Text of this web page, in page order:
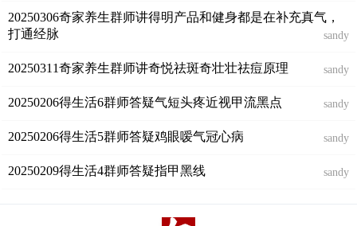
20250306奇家养生群师讲得明产品和健身都是在补充真气，
打通经脉
sandy
20250311奇家养生群师讲奇悦祛斑奇壮壮祛痘原理 sandy
20250206得生活6群师答疑气短头疼近视甲流黑点 sandy
20250206得生活5群师答疑鸡眼嗳气冠心病 sandy
20250209得生活4群师答疑指甲黑线 sandy